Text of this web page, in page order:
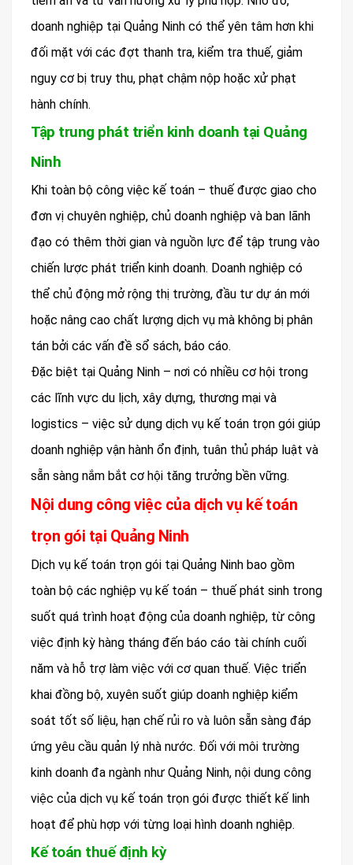
doanh nghiệp tại Quảng Ninh có thể yên tâm hơn khi
đối mặt với các đợt thanh tra, kiểm tra thuế, giảm
nguy cơ bị truy thu, phạt chậm nộp hoặc xử phạt
hành chính.
Tập trung phát triển kinh doanh tại Quảng
Ninh
Khi toàn bộ công việc kế toán – thuế được giao cho
đơn vị chuyên nghiệp, chủ doanh nghiệp và ban lãnh
đạo có thêm thời gian và nguồn lực để tập trung vào
chiến lược phát triển kinh doanh. Doanh nghiệp có
thể chủ động mở rộng thị trường, đầu tư dự án mới
hoặc nâng cao chất lượng dịch vụ mà không bị phân
tán bởi các vấn đề sổ sách, báo cáo.
Đặc biệt tại Quảng Ninh – nơi có nhiều cơ hội trong
các lĩnh vực du lịch, xây dựng, thương mại và
logistics – việc sử dụng dịch vụ kế toán trọn gói giúp
doanh nghiệp vận hành ổn định, tuân thủ pháp luật và
sẵn sàng nắm bắt cơ hội tăng trưởng bền vững.
Nội dung công việc của dịch vụ kế toán
trọn gói tại Quảng Ninh
Dịch vụ kế toán trọn gói tại Quảng Ninh bao gồm
toàn bộ các nghiệp vụ kế toán – thuế phát sinh trong
suốt quá trình hoạt động của doanh nghiệp, từ công
việc định kỳ hàng tháng đến báo cáo tài chính cuối
năm và hỗ trợ làm việc với cơ quan thuế. Việc triển
khai đồng bộ, xuyên suốt giúp doanh nghiệp kiểm
soát tốt số liệu, hạn chế rủi ro và luôn sẵn sàng đáp
ứng yêu cầu quản lý nhà nước. Đối với môi trường
kinh doanh đa ngành như Quảng Ninh, nội dung công
việc của dịch vụ kế toán trọn gói được thiết kế linh
hoạt để phù hợp với từng loại hình doanh nghiệp.
Kế toán thuế định kỳ